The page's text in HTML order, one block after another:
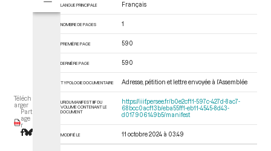
Téléch
arger
Part
age
r
s
i
LANGUE PRINCIPALE Français
NOMBRE DE PAGES 1
PREMIÈRE PAGE 590
DERNIÈRE PAGE 590
TYPOLOGIE DOCUMENTAIRE Adresse, pétition et lettre envoyée à l’Assemblée
URI DU MANIFEST IIIF DU
VOLUME CONTENANT LE
DOCUMENT
https://iiif.persee.fr/b0e2cf11-597c-427d-8ac7-
68bcc0acf13b/eba55ff1-eb11-4545-8d43-
d017906149b5/manifest
MODIFIÉ LE 11 octobre 2024 à 03:49